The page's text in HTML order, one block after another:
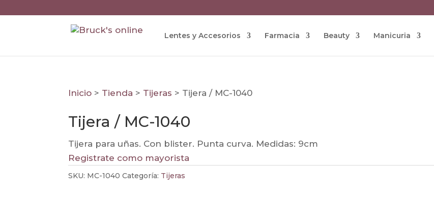
Lentes y Accesorios Farmacia Beauty Manicuria
Inicio > Tienda > Tijeras > Tijera / MC-1040
Tijera / MC-1040
Tijera para uñas. Con blister. Punta curva. Medidas: 9cm
Registrate como mayorista
SKU: MC-1040 Categoría: Tijeras